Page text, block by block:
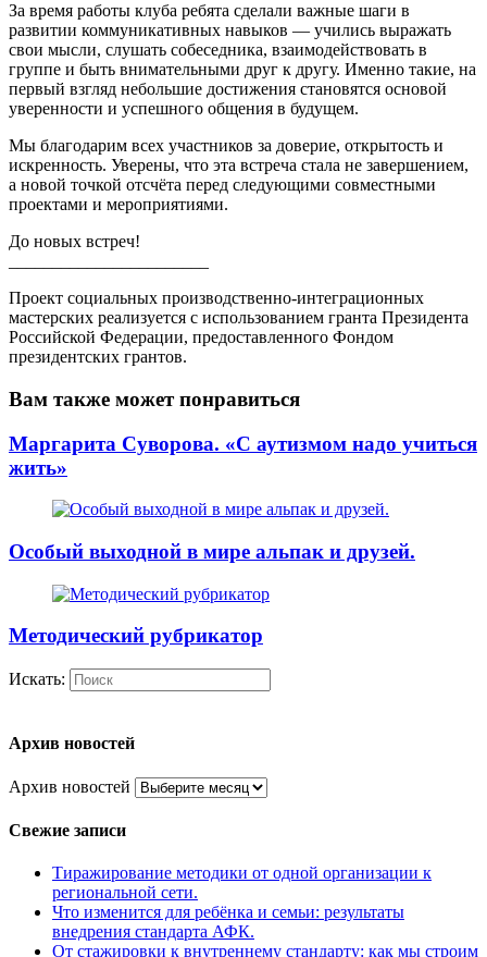
За время работы клуба ребята сделали важные шаги в
развитии коммуникативных навыков — учились выражать
свои мысли, слушать собеседника, взаимодействовать в
группе и быть внимательными друг к другу. Именно такие, на
первый взгляд небольшие достижения становятся основой
уверенности и успешного общения в будущем.
Мы благодарим всех участников за доверие, открытость и
искренность. Уверены, что эта встреча стала не завершением,
а новой точкой отсчёта перед следующими совместными
проектами и мероприятиями.
До новых встреч!
Проект социальных производственно-интеграционных
мастерских реализуется с использованием гранта Президента
Российской Федерации, предоставленного Фондом
президентских грантов.
Вам также может понравиться
Маргарита Суворова. «С аутизмом надо учиться
жить»
Особый выходной в мире альпак и друзей.
Методический рубрикатор
Искать:
Архив новостей
Архив новостей
Свежие записи
Тиражирование методики от одной организации к
региональной сети.
Что изменится для ребёнка и семьи: результаты
внедрения стандарта АФК.
От стажировки к внутреннему стандарту: как мы строим